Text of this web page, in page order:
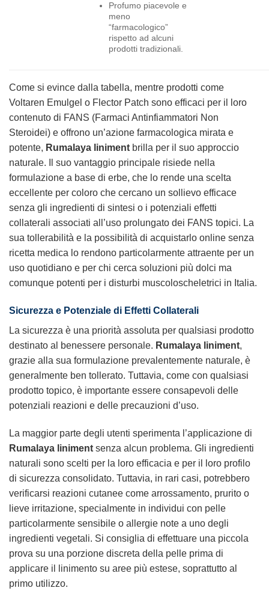
Profumo piacevole e
meno
“farmacologico”
rispetto ad alcuni
prodotti tradizionali.
Come si evince dalla tabella, mentre prodotti come
Voltaren Emulgel o Flector Patch sono efficaci per il loro
contenuto di FANS (Farmaci Antinfiammatori Non
Steroidei) e offrono un’azione farmacologica mirata e
potente, Rumalaya liniment brilla per il suo approccio
naturale. Il suo vantaggio principale risiede nella
formulazione a base di erbe, che lo rende una scelta
eccellente per coloro che cercano un sollievo efficace
senza gli ingredienti di sintesi o i potenziali effetti
collaterali associati all’uso prolungato dei FANS topici. La
sua tollerabilità e la possibilità di acquistarlo online senza
ricetta medica lo rendono particolarmente attraente per un
uso quotidiano e per chi cerca soluzioni più dolci ma
comunque potenti per i disturbi muscoloscheletrici in Italia.
Sicurezza e Potenziale di Effetti Collaterali
La sicurezza è una priorità assoluta per qualsiasi prodotto
destinato al benessere personale. Rumalaya liniment,
grazie alla sua formulazione prevalentemente naturale, è
generalmente ben tollerato. Tuttavia, come con qualsiasi
prodotto topico, è importante essere consapevoli delle
potenziali reazioni e delle precauzioni d’uso.
La maggior parte degli utenti sperimenta l’applicazione di
Rumalaya liniment senza alcun problema. Gli ingredienti
naturali sono scelti per la loro efficacia e per il loro profilo
di sicurezza consolidato. Tuttavia, in rari casi, potrebbero
verificarsi reazioni cutanee come arrossamento, prurito o
lieve irritazione, specialmente in individui con pelle
particolarmente sensibile o allergie note a uno degli
ingredienti vegetali. Si consiglia di effettuare una piccola
prova su una porzione discreta della pelle prima di
applicare il linimento su aree più estese, soprattutto al
primo utilizzo.